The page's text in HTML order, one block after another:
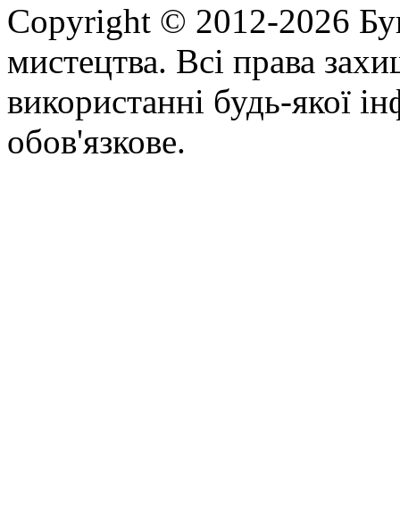
Copyright © 2012-2026
мистецтва. Всі права
використанні будь-якої
обов'язкове.